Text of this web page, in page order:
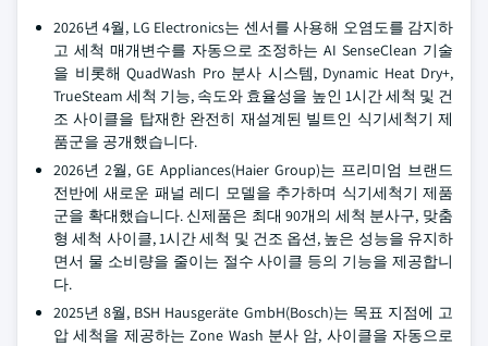
2026년 4월, LG Electronics는 센서를 사용해 오염도를 감지하
고 세척 매개변수를 자동으로 조정하는 AI SenseClean 기술
을 비롯해 QuadWash Pro 분사 시스템, Dynamic Heat Dry+,
TrueSteam 세척 기능, 속도와 효율성을 높인 1시간 세척 및 건
조 사이클을 탑재한 완전히 재설계된 빌트인 식기세척기 제
품군을 공개했습니다.
2026년 2월, GE Appliances(Haier Group)는 프리미엄 브랜드
전반에 새로운 패널 레디 모델을 추가하며 식기세척기 제품
군을 확대했습니다. 신제품은 최대 90개의 세척 분사구, 맞춤
형 세척 사이클, 1시간 세척 및 건조 옵션, 높은 성능을 유지하
면서 물 소비량을 줄이는 절수 사이클 등의 기능을 제공합니
다.
2025년 8월, BSH Hausgeräte GmbH(Bosch)는 목표 지점에 고
압 세척을 제공하는 Zone Wash 분사 암, 사이클을 자동으로